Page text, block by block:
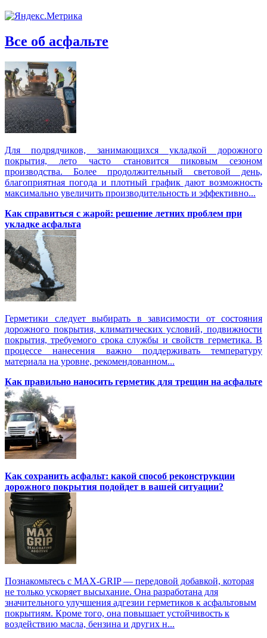
Все об асфальте
Для подрядчиков, занимающихся укладкой дорожного
покрытия, лето часто становится пиковым сезоном
производства. Более продолжительный световой день,
благоприятная погода и плотный график дают возможность
максимально увеличить производительность и эффективно...
Как справиться с жарой: решение летних проблем при
укладке асфальта
Герметики следует выбирать в зависимости от состояния
дорожного покрытия, климатических условий, подвижности
покрытия, требуемого срока службы и свойств герметика. В
процессе нанесения важно поддерживать температуру
материала на уровне, рекомендованном...
Как правильно наносить герметик для трещин на асфальте
Как сохранить асфальт: какой способ реконструкции
дорожного покрытия подойдет в вашей ситуации?
Познакомьтесь с MAX-GRIP — передовой добавкой, которая
не только ускоряет высыхание. Она разработана для
значительного улучшения адгезии герметиков к асфальтовым
покрытиям. Кроме того, она повышает устойчивость к
воздействию масла, бензина и других н...